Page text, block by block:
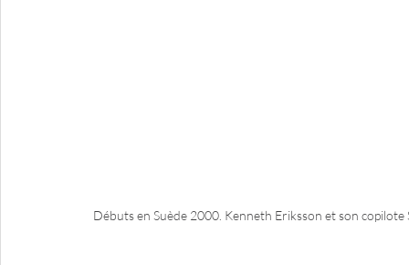
Débuts en Suède 2000. Kenneth Eriksson et son